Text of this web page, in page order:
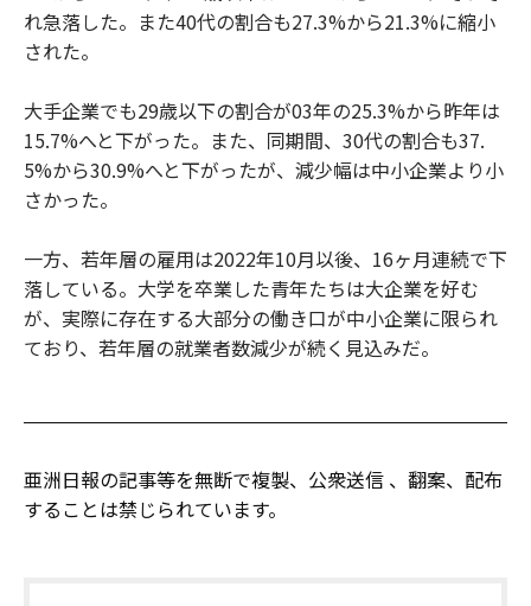
れ急落した。また40代の割合も27.3%から21.3%に縮小
された。
大手企業でも29歳以下の割合が03年の25.3%から昨年は
15.7%へと下がった。また、同期間、30代の割合も37.
5%から30.9%へと下がったが、減少幅は中小企業より小
さかった。
一方、若年層の雇用は2022年10月以後、16ヶ月連続で下
落している。大学を卒業した青年たちは大企業を好む
が、実際に存在する大部分の働き口が中小企業に限られ
ており、若年層の就業者数減少が続く見込みだ。
亜洲日報の記事等を無断で複製、公衆送信 、翻案、配布
することは禁じられています。